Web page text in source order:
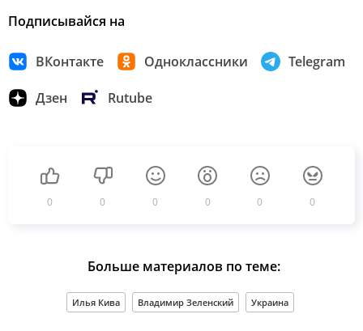
Подписывайся на
ВКонтакте Одноклассники Telegram
Дзен Rutube
0 0 0 0 0 0
Больше материалов по теме:
Илья Кива Владимир Зеленский Украина